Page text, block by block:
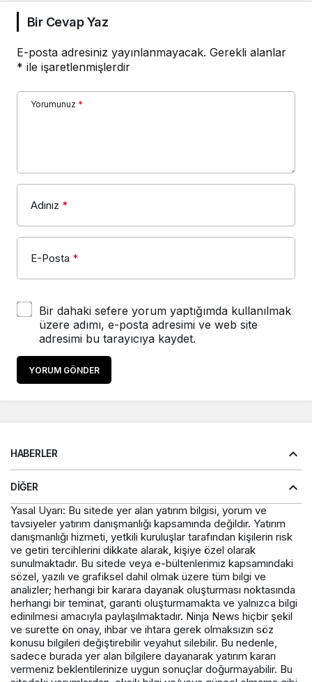
Bir Cevap Yaz
E-posta adresiniz yayınlanmayacak. Gerekli alanlar
* ile işaretlenmişlerdir
Yorumunuz *
Adınız *
E-Posta *
Bir dahaki sefere yorum yaptığımda kullanılmak
üzere adımı, e-posta adresimi ve web site
adresimi bu tarayıcıya kaydet.
YORUM GÖNDER
HABERLER
DIĞER
Yasal Uyarı: Bu sitede yer alan yatırım bilgisi, yorum ve
tavsiyeler yatırım danışmanlığı kapsamında değildir. Yatırım
danışmanlığı hizmeti, yetkili kuruluşlar tarafından kişilerin risk
ve getiri tercihlerini dikkate alarak, kişiye özel olarak
sunulmaktadır. Bu sitede veya e-bültenlerimiz kapsamındaki
sözel, yazılı ve grafiksel dahil olmak üzere tüm bilgi ve
analizler; herhangi bir karara dayanak oluşturması noktasında
herhangi bir teminat, garanti oluşturmamakta ve yalnızca bilgi
edinilmesi amacıyla paylaşılmaktadır. Ninja News hiçbir şekil
ve surette ön onay, ihbar ve ihtara gerek olmaksızın söz
konusu bilgileri değiştirebilir veyahut silebilir. Bu nedenle,
sadece burada yer alan bilgilere dayanarak yatırım kararı
vermeniz beklentilerinize uygun sonuçlar doğurmayabilir. Bu